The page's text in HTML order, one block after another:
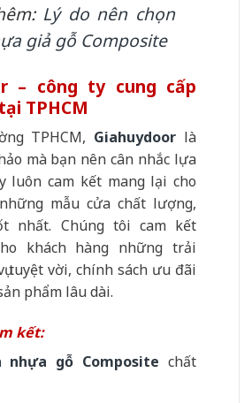
Lý do nên chọn
giả gỗ Composite
– công ty cung cấp
TPHCM
TPHCM, Giahuydoor là
mà bạn nên cân nhắc lựa
luôn cam kết mang lại cho
mẫu cửa chất lượng,
nhất. Chúng tôi cam kết
khách hàng những trải
tuyệt vời, chính sách ưu đãi
phẩm lâu dài.
kết:
nhựa gỗ Composite chất